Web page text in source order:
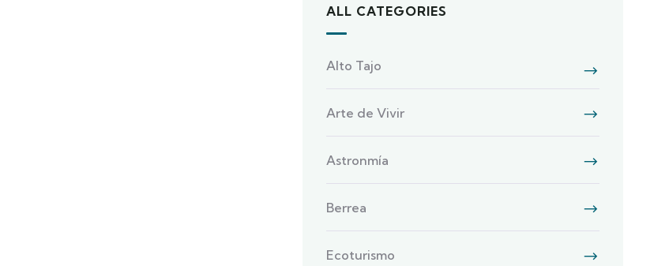
ALL CATEGORIES
Alto Tajo
Arte de Vivir
Astronmía
Berrea
Ecoturismo